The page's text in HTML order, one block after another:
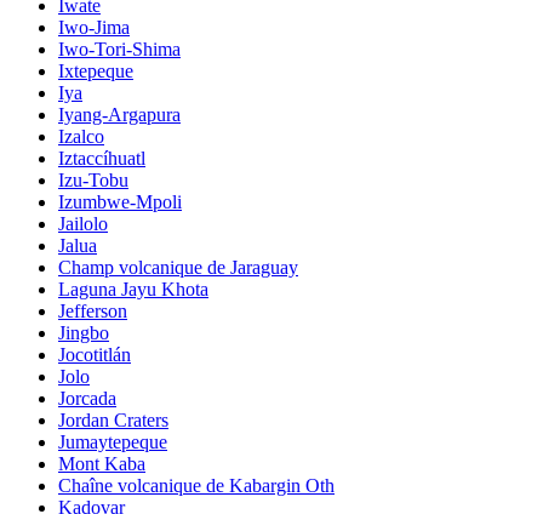
Iwate
Iwo-Jima
Iwo-Tori-Shima
Ixtepeque
Iya
Iyang-Argapura
Izalco
Iztaccíhuatl
Izu-Tobu
Izumbwe-Mpoli
Jailolo
Jalua
Champ volcanique de Jaraguay
Laguna Jayu Khota
Jefferson
Jingbo
Jocotitlán
Jolo
Jorcada
Jordan Craters
Jumaytepeque
Mont Kaba
Chaîne volcanique de Kabargin Oth
Kadovar